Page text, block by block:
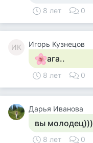
8 лет 0
ИК Игорь Кузнецов
ага..
8 лет 0
Дарья Иванова
вы молодец)))
8 лет 0